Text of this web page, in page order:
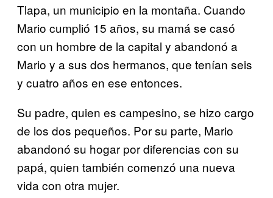
Tlapa, un municipio en la montaña. Cuando
Mario cumplió 15 años, su mamá se casó
con un hombre de la capital y abandonó a
Mario y a sus dos hermanos, que tenían seis
y cuatro años en ese entonces.
Su padre, quien es campesino, se hizo cargo
de los dos pequeños. Por su parte, Mario
abandonó su hogar por diferencias con su
papá, quien también comenzó una nueva
vida con otra mujer.